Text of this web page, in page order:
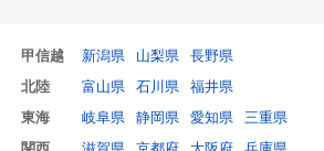
甲信越 新潟県 山梨県
長野県
北陸
富山県 石川県
福井県
東海
岐阜県 静岡県 愛知県
三重県